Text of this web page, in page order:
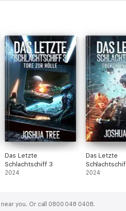
Das Letzte
Schlachtschiff 3
2024
Das Letzte
2024
near you. Or call 0800 048 0408.